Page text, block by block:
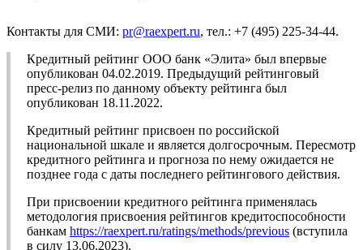
Контакты для СМИ: pr@raexpert.ru, тел.: +7 (495) 225-34-44.
Кредитный рейтинг ООО банк «Элита» был впервые
опубликован 04.02.2019. Предыдущий рейтинговый
пресс-релиз по данному объекту рейтинга был
опубликован 18.11.2022.
Кредитный рейтинг присвоен по российской
национальной шкале и является долгосрочным. Пересмотр
кредитного рейтинга и прогноза по нему ожидается не
позднее года с даты последнего рейтингового действия.
При присвоении кредитного рейтинга применялась
методология присвоения рейтингов кредитоспособности
банкам https://raexpert.ru/ratings/methods/previous (вступила
в силу 13.06.2023).